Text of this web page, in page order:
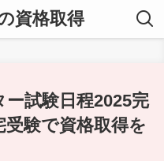
資格取得
試験日程2025完
験で資格取得を